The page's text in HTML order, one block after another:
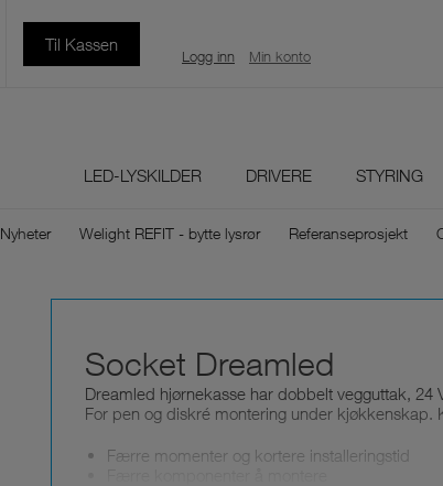
Til Kassen
Logg inn Min konto
LED-LYSKILDER DRIVERE STYRING
Nyheter Welight REFIT - bytte lysrør Referanseprosjekt
Socket Dreamled
Dreamled hjørnekasse har dobbelt vegguttak,
For pen og diskré montering under kjøkkenskap.
Færre momenter og kortere installeringstid